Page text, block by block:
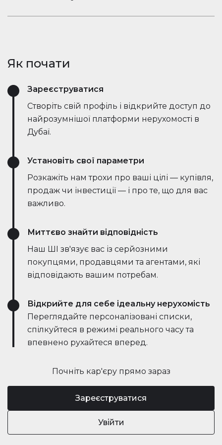
швидшими та ефективнішими, ніж будь-коли.
запитання, діліться оголошеннями та отримуйте
одному місці.
Як почати
Почніть кар'єру прямо зараз
Зареєструватися
Увійти
Зареєструватися
Створіть свій профіль і відкрийте доступ до
найрозумнішої платформи нерухомості в
Дубаї.
Установіть свої параметри
Розкажіть нам трохи про ваші цілі — купівля,
продаж чи інвестиції — і про те, що для вас
важливо.
Миттєво знайти відповідність
Наш ШІ зв'язує вас із серйозними
покупцями, продавцями та агентами, які
відповідають вашим потребам.
Відкрийте для себе ідеальну нерухомість
Переглядайте персоналізовані списки,
спілкуйтеся в режимі реального часу та
впевнено рухайтеся вперед.